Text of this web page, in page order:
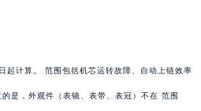
起计算。 范围包括机芯运转故障、自动上链效率
是，外观件（表镜、表带、表冠）不在 范围